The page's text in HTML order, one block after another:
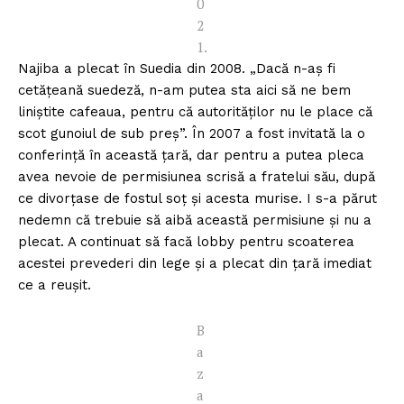
2
1.
Najiba a plecat în Suedia din 2008. „Dacă n-aș fi
cetățeană suedeză, n-am putea sta aici să ne bem
liniștite cafeaua, pentru că autorităților nu le place că
scot gunoiul de sub preș”. În 2007 a fost invitată la o
conferință în această țară, dar pentru a putea pleca
avea nevoie de permisiunea scrisă a fratelui său, după
ce divorțase de fostul soț și acesta murise. I s-a părut
nedemn că trebuie să aibă această permisiune și nu a
plecat. A continuat să facă lobby pentru scoaterea
acestei prevederi din lege și a plecat din țară imediat
ce a reușit.
B
a
z
a